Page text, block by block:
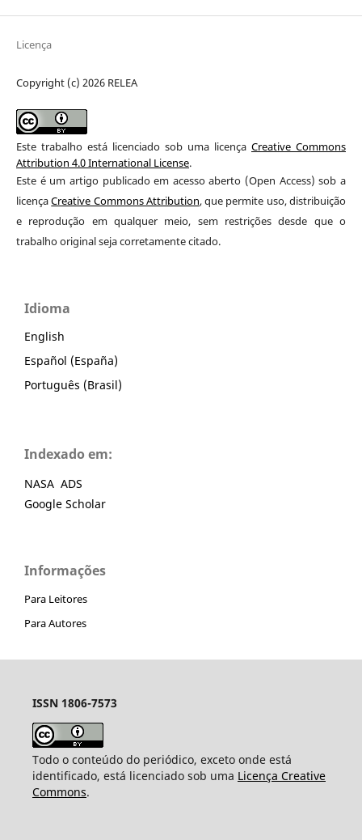
Licença
Copyright (c) 2026 RELEA
Este trabalho está licenciado sob uma licença Creative Commons
Attribution 4.0 International License.
Este é um artigo publicado em acesso aberto (Open Access) sob a
licençaCreative Commons Attribution, que permite uso, distribuição
e reprodução em qualquer meio, sem restrições desde que o
trabalho original seja corretamente citado.
Idioma
English
Español (España)
Português (Brasil)
Indexado em:
NASA ADS
Google Scholar
Informações
Para Leitores
Para Autores
ISSN 1806-7573
Todo o conteúdo do periódico, exceto onde está
identificado, está licenciado sob uma Licença Creative
Commons.